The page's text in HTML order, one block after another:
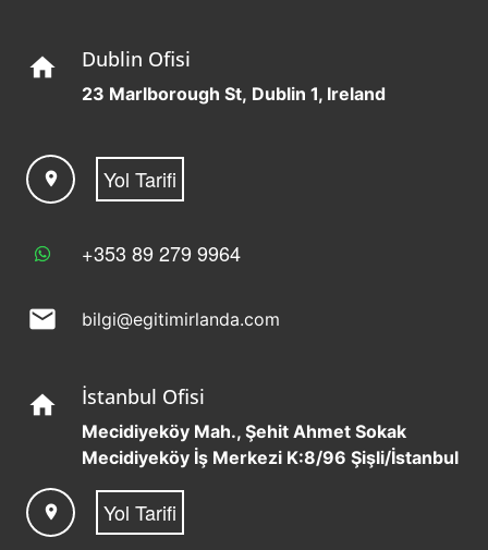
home Dublin Ofisi
23 Marlborough St, Dublin 1, Ireland
location_on Yol Tarifi
+353 89 279 9964
mail bilgi@egitimirlanda.com
home İstanbul Ofisi
Mecidiyeköy Mah., Şehit Ahmet Sokak
Mecidiyeköy İş Merkezi K:8/96 Şişli/İstanbul
location_on Yol Tarifi